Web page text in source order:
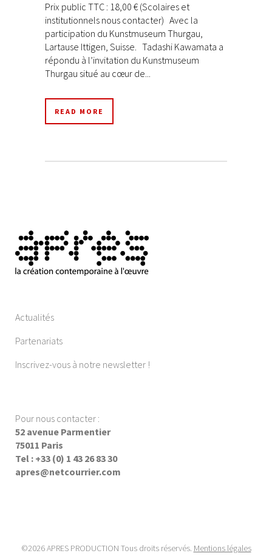
Prix public TTC : 18,00 € (Scolaires et
institutionnels nous contacter) Avec la
participation du Kunstmuseum Thurgau,
Lartause Ittigen, Suisse. Tadashi Kawamata a
répondu à l’invitation du Kunstmuseum
Thurgau situé au cœur de...
READ MORE
Actualités
Partenariats
Inscrivez-vous à notre newsletter !
Pour nous contacter :
52 avenue Parmentier
75011 Paris
Tel : +33 (0) 1 43 26 83 30
apres@netcourrier.com
©2026 APRES PRODUCTION Tous droits réservés. Mentions légales